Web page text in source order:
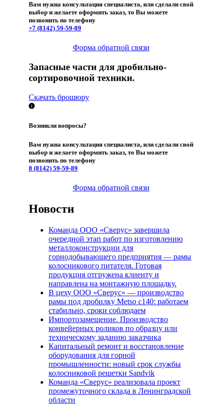
Вам нужна консультация специалиста, или сделали свой
выбор и желаете оформить заказ, то Вы можете
позвонить по телефону
+7 (8142) 59-59-89
Форма обратной связи
Запасные части для дробильно-
сортировочной техники.
Скачать брошюру
Возникли вопросы?
Вам нужна консультация специалиста, или сделали свой
выбор и желаете оформить заказ, то Вы можете
позвонить по телефону
8 (8142) 59-59-89
Форма обратной связи
Новости
Команда ООО «Сверус» завершила
очередной этап работ по изготовлению
металлоконструкции для
горнодобывающего предприятия — рамы
колосникового питателя. Готовая
продукция отгружена клиенту и
направлена на монтажную площадку.
В цеху ООО «Сверус» — производство
рамы под дробилку Metso c140: работаем
стабильно, сроки соблюдаем
Импортозамещение. Производство
конвейерных роликов по образцу или
техническому заданию заказчика
Капитальный ремонт и восстановление
оборудования для горной
промышленности: новый срок службы
колосниковой решетки Sandvik
Команда «Сверус» реализовала проект
промежуточного склада в Ленинградской
области